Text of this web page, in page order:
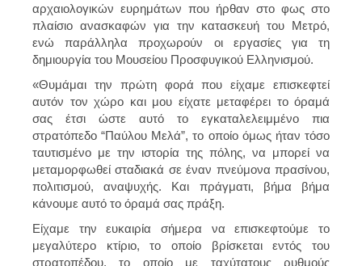
αρχαιολογικών ευρημάτων που ήρθαν στο φως στο
πλαίσιο ανασκαφών για την κατασκευή του Μετρό,
ενώ παράλληλα προχωρούν οι εργασίες για τη
δημιουργία του Μουσείου Προσφυγικού Ελληνισμού.
«Θυμάμαι την πρώτη φορά που είχαμε επισκεφτεί
αυτόν τον χώρο και μου είχατε μεταφέρει το όραμά
σας έτσι ώστε αυτό το εγκαταλελειμμένο πια
στρατόπεδο “Παύλου Μελά”, το οποίο όμως ήταν τόσο
ταυτισμένο με την ιστορία της πόλης, να μπορεί να
μεταμορφωθεί σταδιακά σε έναν πνεύμονα πρασίνου,
πολιτισμού, αναψυχής. Και πράγματι, βήμα βήμα
κάνουμε αυτό το όραμά σας πράξη.
Είχαμε την ευκαιρία σήμερα να επισκεφτούμε το
μεγαλύτερο κτίριο, το οποίο βρίσκεται εντός του
στρατοπέδου, το οποίο με ταχύτατους ρυθμούς